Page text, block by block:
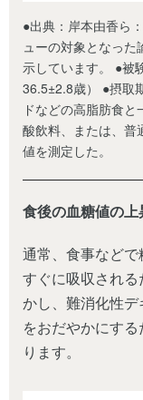
●出典：岸本由香ら
ューの対象となっ
示しています。 ●被
36.5±2.8歳） ●摂取
ドなどの高脂肪食
酸飲料、または、普
値を測定した。
食後の血糖値の
通常、食事など
すぐに吸収され
かし、難消化性
をおだやかにす
ります。